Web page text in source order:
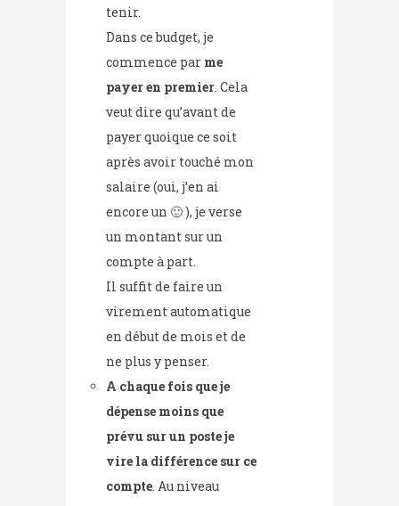
tenir.
Dans ce budget, je
commence par me
payer en premier. Cela
veut dire qu’avant de
payer quoique ce soit
après avoir touché mon
salaire (oui, j’en ai
encore un 🙂 ), je verse
un montant sur un
compte à part.
Il suffit de faire un
virement automatique
en début de mois et de
ne plus y penser.
A chaque fois que je
dépense moins que
prévu sur un poste je
vire la différence sur ce
compte. Au niveau